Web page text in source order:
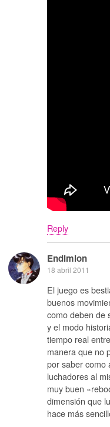
Reply
Endimion
18 abril 2011
El juego es
buenos
como deben de
y el modo
tiempo real
manera que no
por saber como
luchadores al
muy buen
dimensión que
hace más